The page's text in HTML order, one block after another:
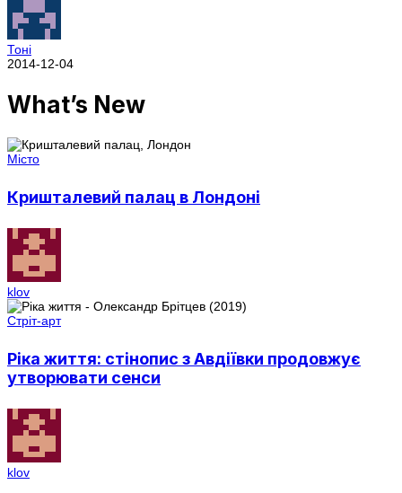
Тоні
2014-12-04
What’s New
Місто
Кришталевий палац в Лондоні
klov
Стріт-арт
Ріка життя: стінопис з Авдіївки продовжує
утворювати сенси
klov